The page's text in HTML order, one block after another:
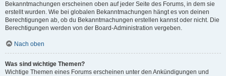
Bekanntmachungen erscheinen oben auf jeder Seite des Forums, in dem sie
erstellt wurden. Wie bei globalen Bekanntmachungen hängt es von deinen
Berechtigungen ab, ob du Bekanntmachungen erstellen kannst oder nicht. Die
Berechtigungen werden von der Board-Administration vergeben.
Nach oben
Was sind wichtige Themen?
Wichtige Themen eines Forums erscheinen unter den Ankündigungen und